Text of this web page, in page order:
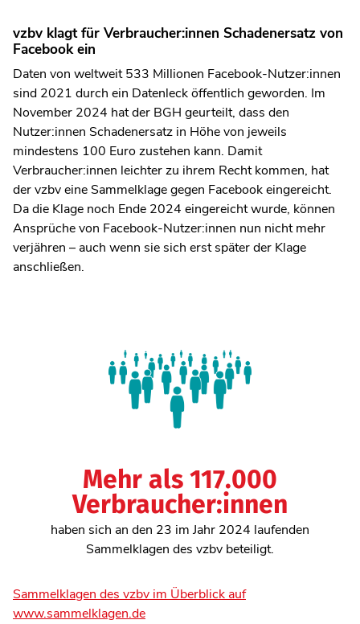
vzbv klagt für Verbraucher:innen Schadenersatz von
Facebook ein
Daten von weltweit 533 Millionen Facebook-Nutzer:innen
sind 2021 durch ein Datenleck öffentlich geworden. Im
November 2024 hat der BGH geurteilt, dass den
Nutzer:innen Schadenersatz in Höhe von jeweils
mindestens 100 Euro zustehen kann. Damit
Verbraucher:innen leichter zu ihrem Recht kommen, hat
der vzbv eine Sammelklage gegen Facebook eingereicht.
Da die Klage noch Ende 2024 eingereicht wurde, können
Ansprüche von Facebook-Nutzer:innen nun nicht mehr
verjähren – auch wenn sie sich erst später der Klage
anschließen.
Mehr als 117.000
Verbraucher:innen
haben sich an den 23 im Jahr 2024 laufenden
Sammelklagen des vzbv beteiligt.
Sammelklagen des vzbv im Überblick auf
www.sammelklagen.de